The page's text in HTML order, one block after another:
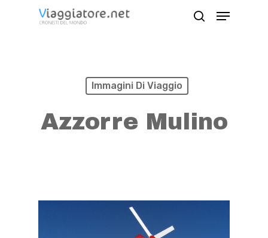
Menu
Immagini Di Viaggio
Azzorre Mulino